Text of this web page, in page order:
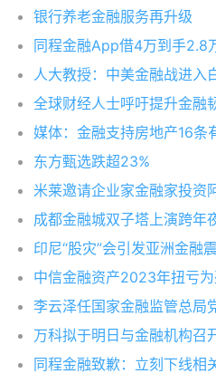
银行养老金融服务再升级
同程金融App借4万到手2.8
人大教授：中美金融战进入
全球财经人士呼吁提升金融
媒体：金融支持房地产16条
东方甄选跌超23%
米莱邀请企业家金融家投资
成都金融城双子塔上演跨年
印尼“股灾”会引发亚洲金融
中信金融资产2023年扭亏
李云泽任国家金融监管总局
万科拟于明日与金融机构召
同程金融致歉：立刻下线相